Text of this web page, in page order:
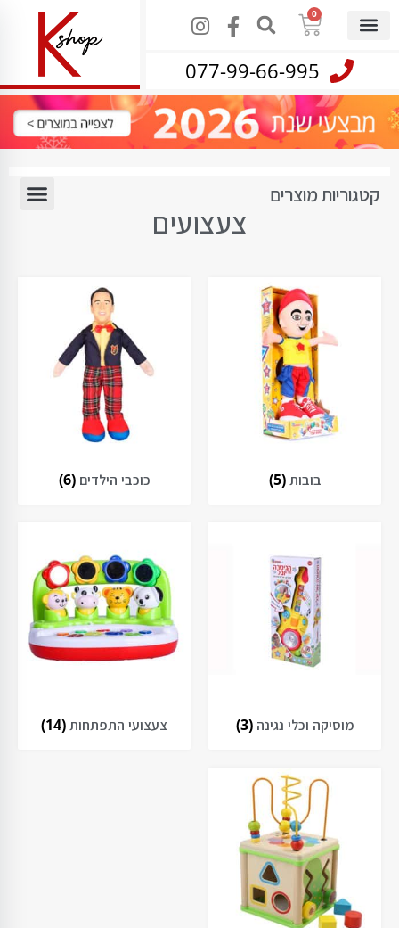
0
077-99-66-995
קטגוריות מוצרים
צעצועים
בובות(5) כוכבי הילדים(6)
מוסיקה וכלי נגינה(3) צעצועי התפתחות(14)